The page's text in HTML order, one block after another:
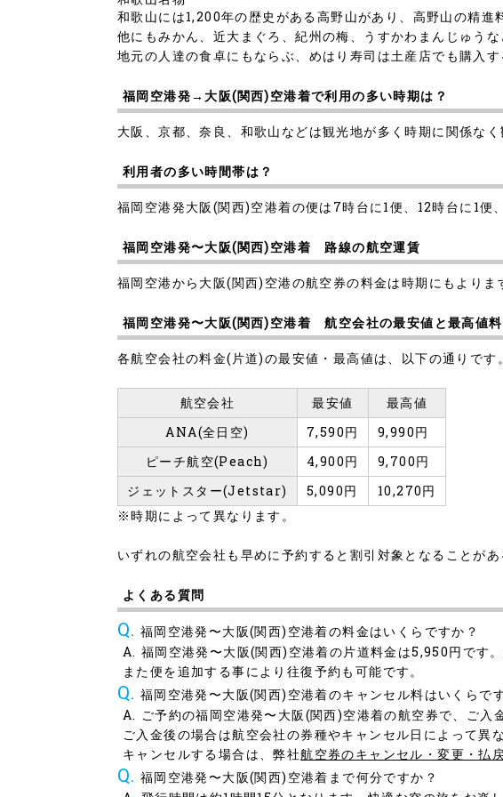
和歌山には1,200年の歴史がある高野山があり、高野山の精進
他にもみかん、近大まぐろ、紀州の梅、うすかわまんじゅうな
地元の人達の食卓にもならぶ、めはり寿司は土産店でも購入す
福岡空港発→大阪(関西)空港着で利用の多い時期は？
大阪、京都、奈良、和歌山などは観光地が多く時期に関係なく
利用者の多い時間帯は？
福岡空港発大阪(関西)空港着の便は7時台に1便、12時台に1便
福岡空港発〜大阪(関西)空港着 路線の航空運賃
福岡空港から大阪(関西)空港の航空券の料金は時期にもより
福岡空港発〜大阪(関西)空港着 航空会社の最安値と最高値
各航空会社の料金(片道)の最安値・最高値は、以下の通りです。
航空会社 最安値
最高値
ANA(全日空)
7,590円
9,990円
ピーチ航空(Peach)
4,900円
9,700円
ジェットスター(Jetstar)
5,090円
10,270円
※時期によって異なります。
いずれの航空会社も早めに予約すると割引対象となることが
よくある質問
福岡空港発〜大阪(関西)空港着の料金はいくらですか？
福岡空港発〜大阪(関西)空港着の片道料金は5,950円です
また便を追加する事により往復予約も可能です。
福岡空港発〜大阪(関西)空港着のキャンセル料はいくらで
ご予約の福岡空港発〜大阪(関西)空港着の航空券で、ご入
ご入金後の場合は航空会社の券種やキャンセル日によって異な
キャンセルする場合は、弊社航空券のキャンセル・変更・払
福岡空港発〜大阪(関西)空港着まで何分ですか？